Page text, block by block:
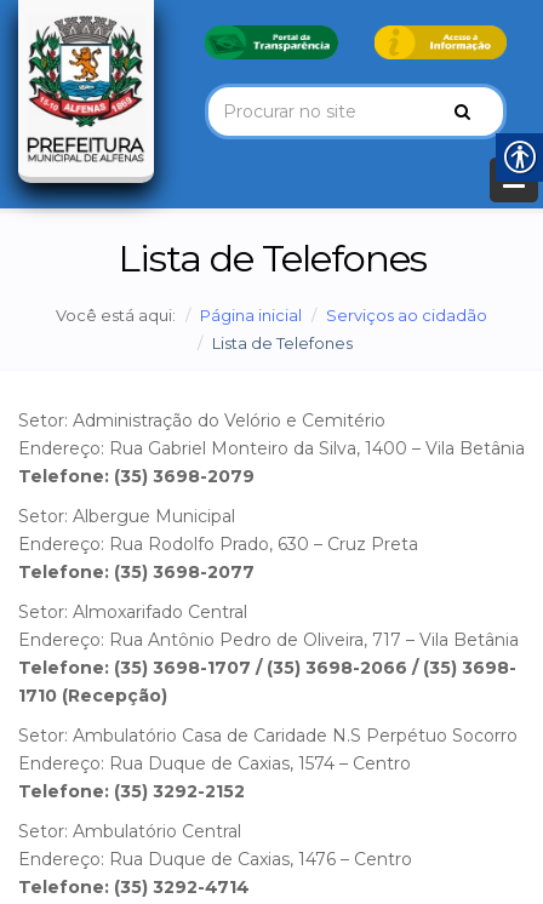
Lista de Telefones
Você está aqui: Página inicial
Serviços ao cidadão
Lista de Telefones
Setor: Administração do Velório e Cemitério
Endereço: Rua Gabriel Monteiro da Silva, 1400 – Vila Betânia
Telefone: (35) 3698-2079
Setor: Albergue Municipal
Endereço: Rua Rodolfo Prado, 630 – Cruz Preta
Telefone: (35) 3698-2077
Setor: Almoxarifado Central
Endereço: Rua Antônio Pedro de Oliveira, 717 – Vila Betânia
Telefone: (35) 3698-1707 / (35) 3698-2066 / (35) 3698-
1710 (Recepção)
Setor: Ambulatório Casa de Caridade N.S Perpétuo Socorro
Endereço: Rua Duque de Caxias, 1574 – Centro
Telefone: (35) 3292-2152
Setor: Ambulatório Central
Endereço: Rua Duque de Caxias, 1476 – Centro
Telefone: (35) 3292-4714